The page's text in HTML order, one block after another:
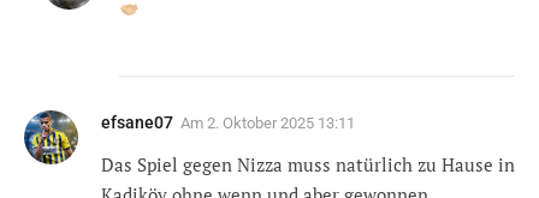
efsane07 Am 2. Oktober 2025 13:11
Das Spiel gegen Nizza muss natürlich zu Hause in